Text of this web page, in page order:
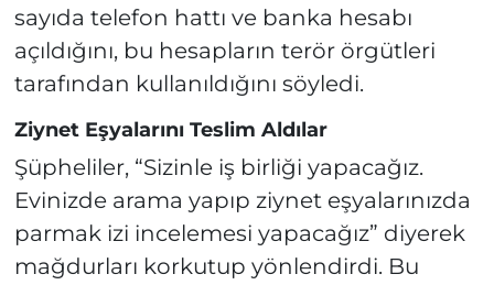
sayıda telefon hattı ve banka hesabı
açıldığını, bu hesapların terör örgütleri
tarafından kullanıldığını söyledi.
Ziynet Eşyalarını Teslim Aldılar
Şüpheliler, “Sizinle iş birliği yapacağız.
Evinizde arama yapıp ziynet eşyalarınızda
parmak izi incelemesi yapacağız” diyerek
mağdurları korkutup yönlendirdi. Bu